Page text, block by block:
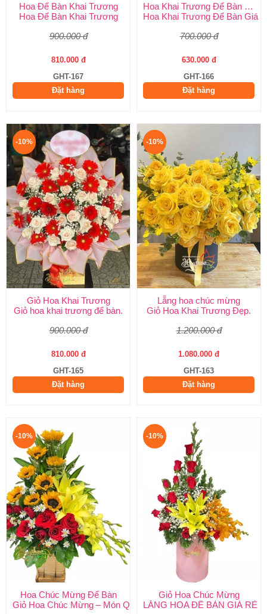
Hoa Để Bàn Khai Trương
Hoa Để Bàn Khai Trương
900.000 đ
810.000 đ
GHT-167
Đặt hàng
Hoa Khai Trương Để Bàn Giá Rẻ
Hoa Khai Trương Để Bàn Giá
700.000 đ
630.000 đ
GHT-166
Đặt hàng
-10%
Giỏ Hoa Khai Trương
Giỏ hoa khai trương để bàn.
900.000 đ
810.000 đ
GHT-165
Đặt hàng
-10%
Lẵng hoa chúc mừng
Giỏ Hoa Khai Trương Đẹp.
1.200.000 đ
1.080.000 đ
GHT-163
Đặt hàng
-10%
Hoa Chúc Mừng Để Bàn
Giỏ Hoa Chúc Mừng – Món Quà Ý Nghĩa Cho Mọi Dịp Từ Shop
-10%
Giỏ Hoa Chúc Mừng
LẴNG HOA ĐỂ BÀN GIÁ RẺ